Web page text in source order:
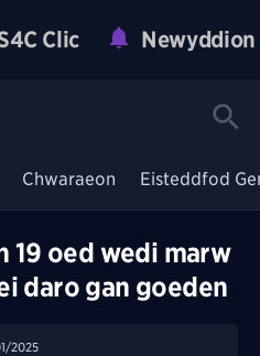
Clic Newyddion
Chwaraeon Eisteddfod
19 oed wedi marw
daro gan goeden
2025